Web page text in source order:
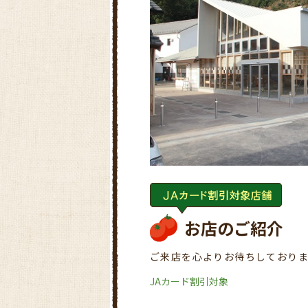
お店のご紹介
ご来店を心よりお待ちしており
JAカード割引対象